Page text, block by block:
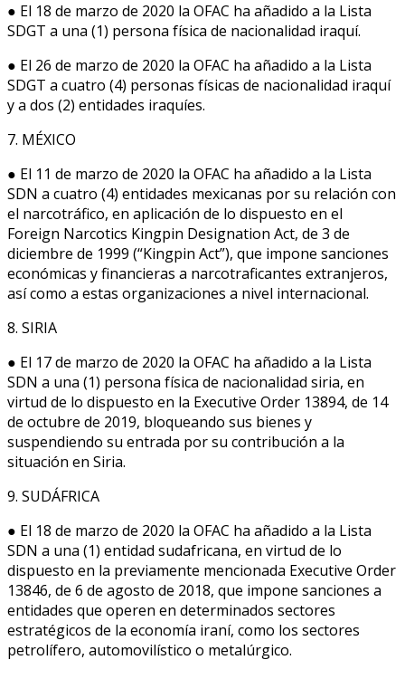
● El 18 de marzo de 2020 la OFAC ha añadido a la Lista
SDGT a una (1) persona física de nacionalidad iraquí.
● El 26 de marzo de 2020 la OFAC ha añadido a la Lista
SDGT a cuatro (4) personas físicas de nacionalidad iraquí
y a dos (2) entidades iraquíes.
7. MÉXICO
● El 11 de marzo de 2020 la OFAC ha añadido a la Lista
SDN a cuatro (4) entidades mexicanas por su relación con
el narcotráfico, en aplicación de lo dispuesto en el
Foreign Narcotics Kingpin Designation Act, de 3 de
diciembre de 1999 (“Kingpin Act”), que impone sanciones
económicas y financieras a narcotraficantes extranjeros,
así como a estas organizaciones a nivel internacional.
8. SIRIA
● El 17 de marzo de 2020 la OFAC ha añadido a la Lista
SDN a una (1) persona física de nacionalidad siria, en
virtud de lo dispuesto en la Executive Order 13894, de 14
de octubre de 2019, bloqueando sus bienes y
suspendiendo su entrada por su contribución a la
situación en Siria.
9. SUDÁFRICA
● El 18 de marzo de 2020 la OFAC ha añadido a la Lista
SDN a una (1) entidad sudafricana, en virtud de lo
dispuesto en la previamente mencionada Executive Order
13846, de 6 de agosto de 2018, que impone sanciones a
entidades que operen en determinados sectores
estratégicos de la economía iraní, como los sectores
petrolífero, automovilístico o metalúrgico.